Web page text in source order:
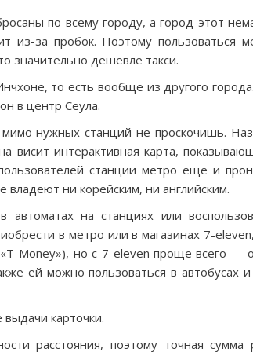
по всему городу, а город этот
из-за пробок. Поэтому пользоваться
значительно дешевле такси.
то есть вообще из другого
в центр Сеула.
нужных станций не проскочишь.
висит интерактивная карта,
станции метро еще и
владеют ни корейским, ни английским.
на станциях или
в метро или в магазинах 7-
Money»), но с 7-eleven проще всего —
ей можно пользоваться в автобусах и
карточки.
расстояния, поэтому точная сумма